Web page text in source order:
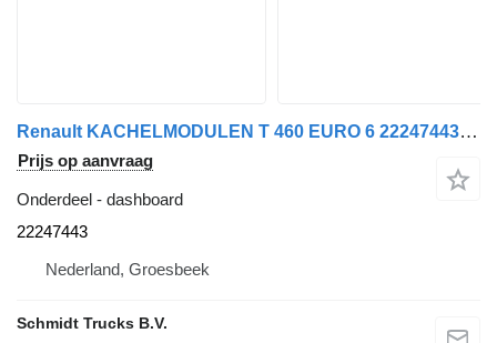
Renault KACHELMODULEN T 460 EURO 6 22247443 dashboard voor vrachtwagen
Prijs op aanvraag
Onderdeel - dashboard
22247443
Nederland, Groesbeek
Schmidt Trucks B.V.